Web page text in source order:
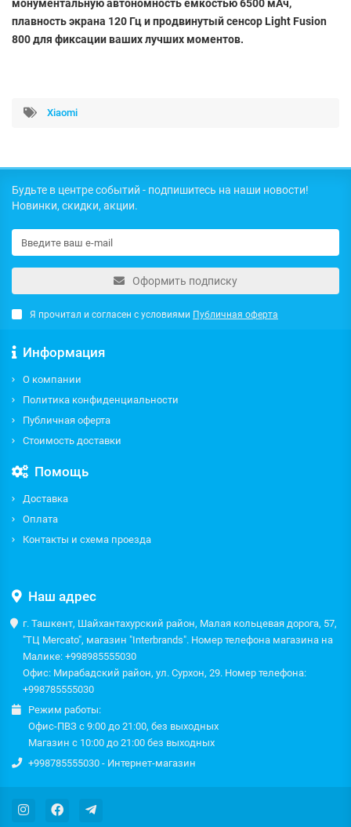
монументальную автономность емкостью 6500 мАч,
плавность экрана 120 Гц и продвинутый сенсор Light Fusion
800 для фиксации ваших лучших моментов.
Xiaomi
Будьте в центре событий - подпишитесь на наши новости!
Новинки, скидки, акции.
Оформить подписку
Я прочитал и согласен с условиями Публичная оферта
Информация
О компании
Политика конфиденциальности
Публичная оферта
Стоимость доставки
Помощь
Доставка
Оплата
Контакты и схема проезда
Наш адрес
г. Ташкент, Шайхантахурский район, Малая кольцевая дорога, 57,
"ТЦ Mercato", магазин "Interbrands". Номер телефона магазина на
Малике: +998985555030
Офис: Мирабадский район, ул. Сурхон, 29. Номер телефона:
+998785555030
Режим работы:
Офис-ПВЗ с 9:00 до 21:00, без выходных
Магазин с 10:00 до 21:00 без выходных
+998785555030 - Интернет-магазин